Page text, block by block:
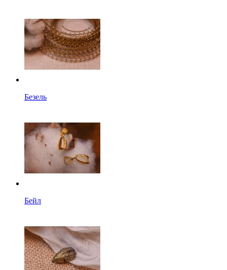
Безель
Бейл